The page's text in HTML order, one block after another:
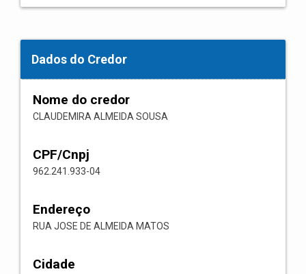
Dados do Credor
Nome do credor
CLAUDEMIRA ALMEIDA SOUSA
CPF/Cnpj
962.241.933-04
Endereço
RUA JOSE DE ALMEIDA MATOS
Cidade